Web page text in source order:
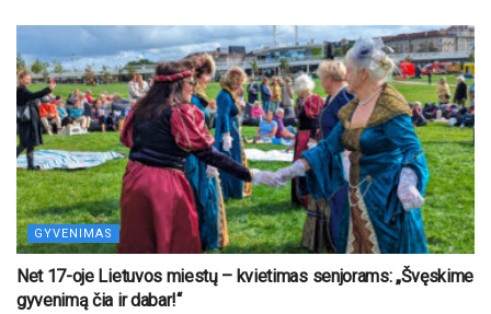
GYVENIMAS
Net 17-oje Lietuvos miestų – kvietimas senjorams: „Švęskime
gyvenimą čia ir dabar!“